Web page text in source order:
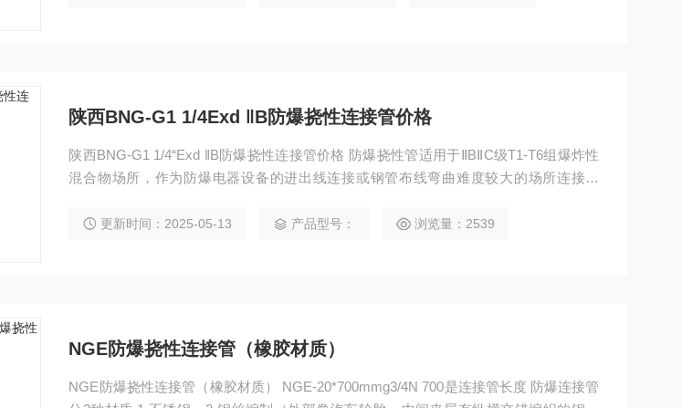
陕西BNG-G1 1/4Exd ‖B防爆挠性连接管价格
陕西BNG-G1 1/4“Exd ‖B防爆挠性连接管价格 防爆挠性管适用于ⅡBⅡC级T1-T6组爆炸性
混合物场所，作为防爆电器设备的进出线连接或钢管布线弯曲难度较大的场所连接之
质橡胶和增强尼布软管护套以及夹层钢丝编织网管三种形式组成。本产品具有耐燃、耐
更新时间：2025-05-13 产品型号： 浏览量：2539
NGE防爆挠性连接管（橡胶材质）
NGE防爆挠性连接管（橡胶材质） NGE-20*700mmg3/4N 700是连接管长度 防爆连接管